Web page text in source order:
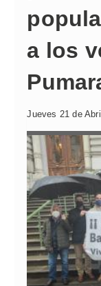
a los
Jueves 21 de